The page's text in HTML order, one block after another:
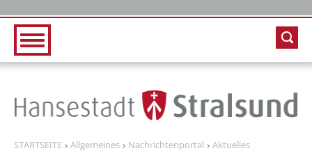
STARTSEITE Allgemeines Nachrichtenportal Aktuelles